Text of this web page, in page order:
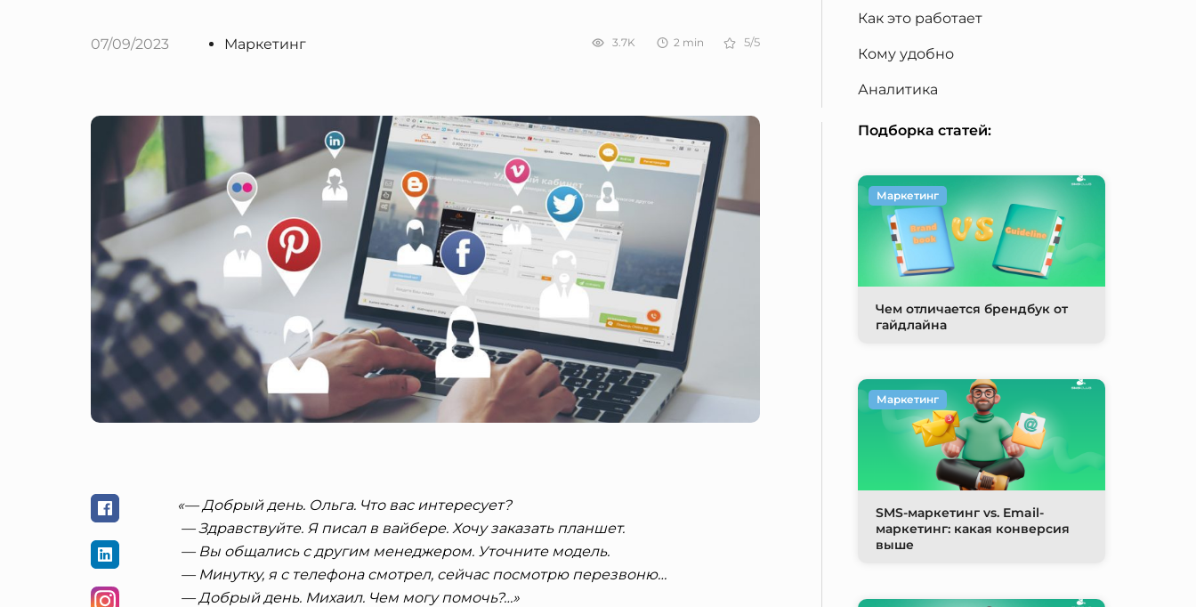
07/09/2023 Маркетинг 3.7K 2 min 5/5
«— Добрый день. Ольга. Что вас интересует?
— Здравствуйте. Я писал в вайбере. Хочу заказать планшет.
— Вы общались с другим менеджером. Уточните модель.
— Минутку, я с телефона смотрел, сейчас посмотрю перезвоню…
— Добрый день. Михаил. Чем могу помочь?…»
Как это работает
Кому удобно
Аналитика
Подборка статей:
Чем отличается брендбук от
гайдлайна
Маркетинг
SMS-маркетинг vs. Email-
маркетинг: какая конверсия
выше
Маркетинг